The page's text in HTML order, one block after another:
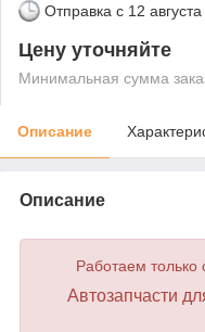
Отправка с 12
Цену уточняйте
Минимальная сумма
Описание
Описание
Работаем
Автозапчасти